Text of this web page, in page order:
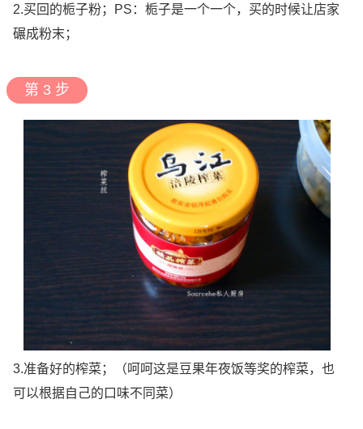
2.买回的栀子粉；PS：栀子是一个一个，买的时候让店家
碾成粉末；
第 3 步
3.准备好的榨菜；（呵呵这是豆果年夜饭等奖的榨菜，也
可以根据自己的口味不同菜）